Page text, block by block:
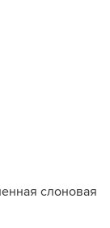
слоновая